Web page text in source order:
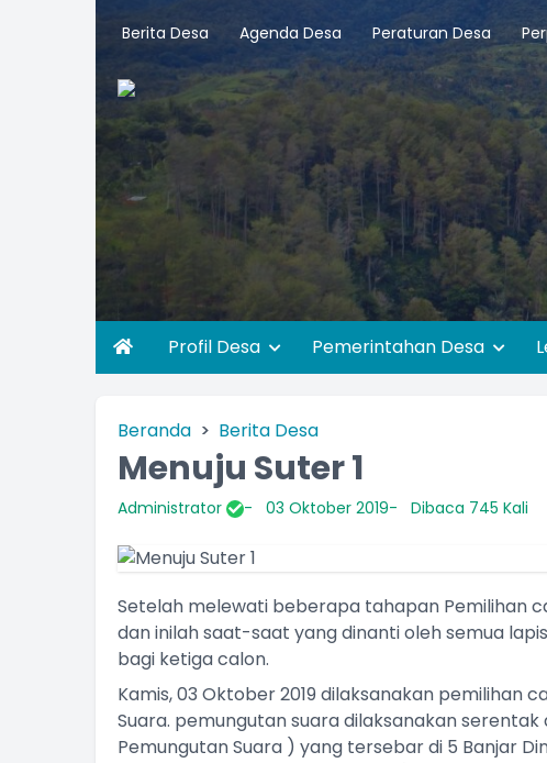
Berita Desa Agenda Desa Peraturan Desa
Profil Desa Pemerintahan Desa
Beranda Berita Desa
Menuju Suter 1
Administrator 03 Oktober 2019 Dibaca 745 Kali
Setelah melewati beberapa tahapan Pemilihan
dan inilah saat-saat yang dinanti oleh semua
bagi ketiga calon.
Kamis, 03 Oktober 2019 dilaksanakan pemilihan
Suara. pemungutan suara dilaksanakan
Pemungutan Suara ) yang tersebar di 5 Banjar